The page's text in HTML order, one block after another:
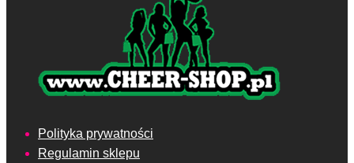
Polityka prywatności
Regulamin sklepu